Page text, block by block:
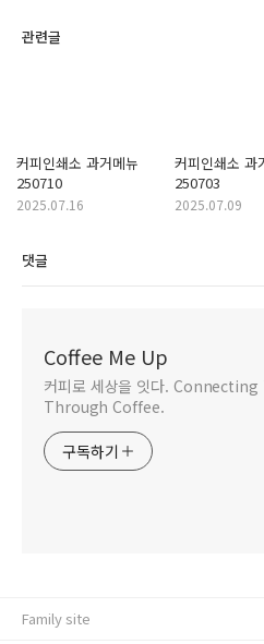
관련글
커피인쇄소 과거메뉴
250710
2025.07.16
커피인쇄소 과
250703
2025.07.09
댓글
Coffee Me Up
커피로 세상을 잇다.
Through Coffee.
구독하기
Family site